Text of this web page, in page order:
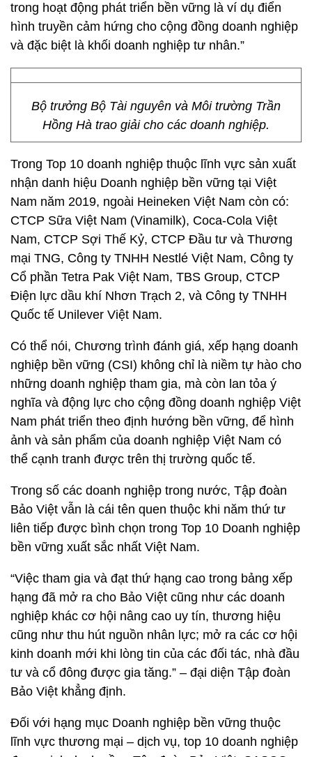
trong hoạt động phát triển bền vững là ví dụ điển
hình truyền cảm hứng cho cộng đồng doanh nghiệp
và đặc biệt là khối doanh nghiệp tư nhân.”
Bộ trưởng Bộ Tài nguyên và Môi trường Trần
Hồng Hà trao giải cho các doanh nghiệp.
Trong Top 10 doanh nghiệp thuộc lĩnh vực sản xuất
nhận danh hiệu Doanh nghiệp bền vững tại Việt
Nam năm 2019, ngoài Heineken Việt Nam còn có:
CTCP Sữa Việt Nam (Vinamilk), Coca-Cola Việt
Nam, CTCP Sợi Thế Kỷ, CTCP Đầu tư và Thương
mại TNG, Công ty TNHH Nestlé Việt Nam, Công ty
Cổ phần Tetra Pak Việt Nam, TBS Group, CTCP
Điện lực dầu khí Nhơn Trạch 2, và Công ty TNHH
Quốc tế Unilever Việt Nam.
Có thể nói, Chương trình đánh giá, xếp hạng doanh
nghiệp bền vững (CSI) không chỉ là niềm tự hào cho
những doanh nghiệp tham gia, mà còn lan tỏa ý
nghĩa và động lực cho cộng đồng doanh nghiệp Việt
Nam phát triển theo định hướng bền vững, để hình
ảnh và sản phẩm của doanh nghiệp Việt Nam có
thể cạnh tranh được trên thị trường quốc tế.
Trong số các doanh nghiệp trong nước, Tập đoàn
Bảo Việt vẫn là cái tên quen thuộc khi năm thứ tư
liên tiếp được bình chọn trong Top 10 Doanh nghiệp
bền vững xuất sắc nhất Việt Nam.
“Việc tham gia và đạt thứ hạng cao trong bảng xếp
hạng đã mở ra cho Bảo Việt cũng như các doanh
nghiệp khác cơ hội nâng cao uy tín, thương hiệu
cũng như thu hút nguồn nhân lực; mở ra các cơ hội
kinh doanh mới khi lòng tin của các đối tác, nhà đầu
tư và cổ đông được gia tăng.” – đại diện Tập đoàn
Bảo Việt khẳng định.
Đối với hạng mục Doanh nghiệp bền vững thuộc
lĩnh vực thương mại – dịch vụ, top 10 doanh nghiệp